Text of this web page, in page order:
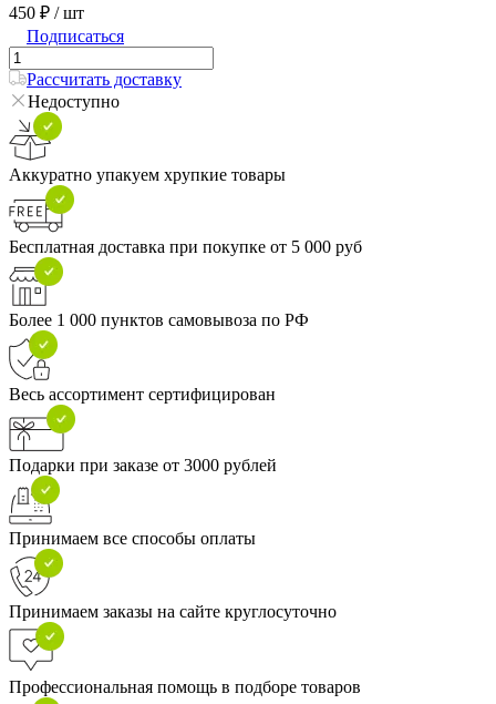
450 ₽ / шт
Подписаться
Рассчитать доставку
Недоступно
Аккуратно упакуем хрупкие товары
Бесплатная доставка при покупке от 5 000 руб
Более 1 000 пунктов самовывоза по РФ
Весь ассортимент сертифицирован
Подарки при заказе от 3000 рублей
Принимаем все способы оплаты
Принимаем заказы на сайте круглосуточно
Профессиональная помощь в подборе товаров